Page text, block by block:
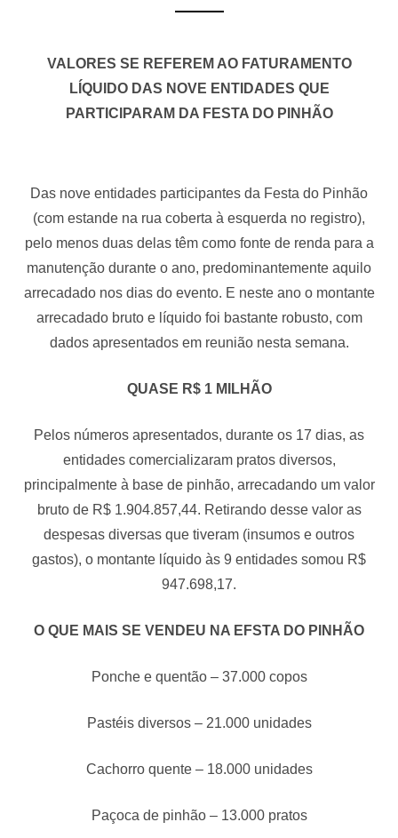
VALORES SE REFEREM AO FATURAMENTO
LÍQUIDO DAS NOVE ENTIDADES QUE
PARTICIPARAM DA FESTA DO PINHÃO
Das nove entidades participantes da Festa do Pinhão
(com estande na rua coberta à esquerda no registro),
pelo menos duas delas têm como fonte de renda para a
manutenção durante o ano, predominantemente aquilo
arrecadado nos dias do evento. E neste ano o montante
arrecadado bruto e líquido foi bastante robusto, com
dados apresentados em reunião nesta semana.
QUASE R$ 1 MILHÃO
Pelos números apresentados, durante os 17 dias, as
entidades comercializaram pratos diversos,
principalmente à base de pinhão, arrecadando um valor
bruto de R$ 1.904.857,44. Retirando desse valor as
despesas diversas que tiveram (insumos e outros
gastos), o montante líquido às 9 entidades somou R$
947.698,17.
O QUE MAIS SE VENDEU NA EFSTA DO PINHÃO
Ponche e quentão – 37.000 copos
Pastéis diversos – 21.000 unidades
Cachorro quente – 18.000 unidades
Paçoca de pinhão – 13.000 pratos